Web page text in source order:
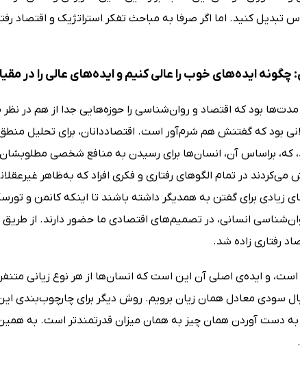
تبدیل کنید. اما اگر صرفا به مباحث تفکر استراتژیک و اقتصاد
ایده‌های خوب را عالی کنیم و ایده‌های عالی را در
بود که اقتصاد و روان‌شناسی را حوزه‌هایی جدا از هم در نظر
بود که گفتنش هم شرم‌آور است. اقتصاددانان، برای تحلیل
که، براساس آن، انسان‌ها برای رسیدن به منافع شخصی
در تمام الگوهای رفتاری و فکری افراد که به‌ظاهر
برای گفتن به همدیگر داشته باشند تا اینکه کانمن و
انسانی، در تصمیم‌های اقتصادی ما حضور دارند. از
رفتاری زاده شد.
است، و ایده‌ی اصلی آن این است که انسان‌ها از هر نوع زیانی
سودی معادل همان زیان برویم. روش دیگر برای چارچوب‌بندی
به دست آوردن همان چیز به همان میزان قدرتمندتر است. به همین